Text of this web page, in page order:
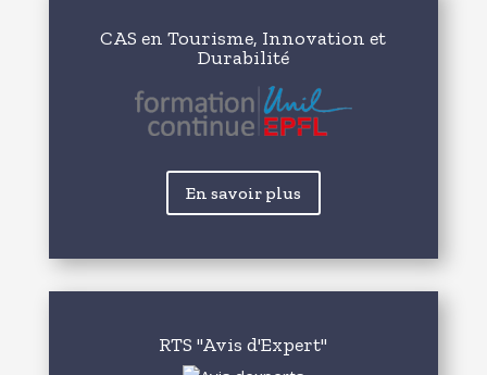
CAS en Tourisme, Innovation et
Durabilité
En savoir plus
RTS "Avis d'Expert"